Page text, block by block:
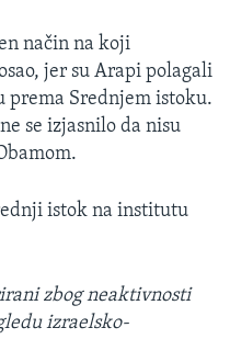
način na koji
jer su Arapi polagali
prema Srednjem istoku.
se izjasnilo da nisu
istok na institutu
zbog neaktivnosti
izraelsko-